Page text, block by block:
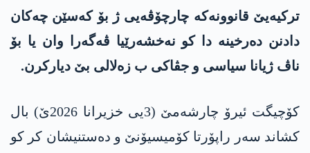
ترکیەیێ قانوونەکە چارچۆڤەیی ژ بۆ کەسێن چەکان
دادنن دەرخینە دا کو نەخشەرێیا ڤەگەرا وان یا بۆ
ناڤ ژیانا سیاسی و جڤاکی ب زەلالی بێ دیارکرن.
کۆچیگت ئیرۆ چارشەمێ (3یی خزیرانا 2026ێ) بال
کشاند سەر راپۆرتا کۆمیسیۆنێ و دەستنیشان کر کو